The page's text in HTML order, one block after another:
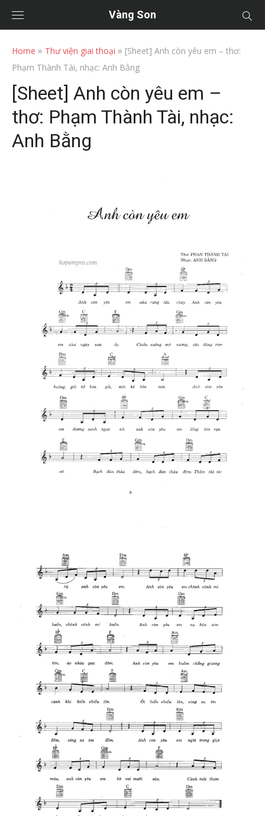
Vàng Son
Home » Thư viện giai thoại » [Sheet] Anh còn yêu em – thơ:
Phạm Thành Tài, nhạc: Anh Bằng
[Sheet] Anh còn yêu em –
thơ: Phạm Thành Tài, nhạc:
Anh Bằng